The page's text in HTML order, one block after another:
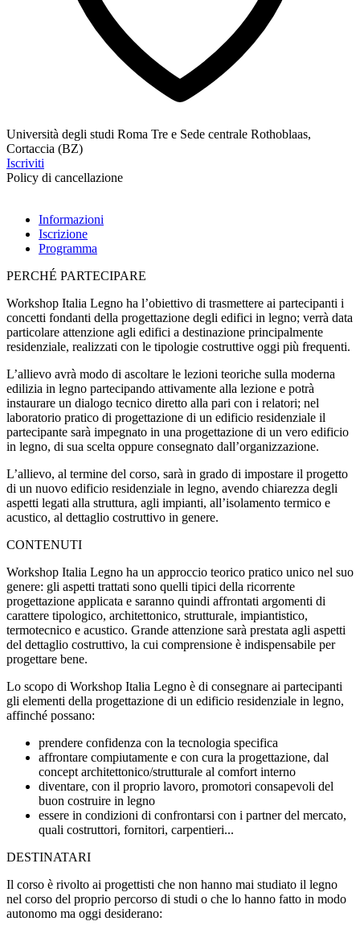
Università degli studi Roma Tre e Sede centrale Rothoblaas,
Cortaccia (BZ)
Iscriviti
Policy di cancellazione
Informazioni
Iscrizione
Programma
PERCHÉ PARTECIPARE
Workshop Italia Legno ha l’obiettivo di trasmettere ai partecipanti i
concetti fondanti della progettazione degli edifici in legno; verrà data
particolare attenzione agli edifici a destinazione principalmente
residenziale, realizzati con le tipologie costruttive oggi più frequenti.
L’allievo avrà modo di ascoltare le lezioni teoriche sulla moderna
edilizia in legno partecipando attivamente alla lezione e potrà
instaurare un dialogo tecnico diretto alla pari con i relatori; nel
laboratorio pratico di progettazione di un edificio residenziale il
partecipante sarà impegnato in una progettazione di un vero edificio
in legno, di sua scelta oppure consegnato dall’organizzazione.
L’allievo, al termine del corso, sarà in grado di impostare il progetto
di un nuovo edificio residenziale in legno, avendo chiarezza degli
aspetti legati alla struttura, agli impianti, all’isolamento termico e
acustico, al dettaglio costruttivo in genere.
CONTENUTI
Workshop Italia Legno ha un approccio teorico pratico unico nel suo
genere: gli aspetti trattati sono quelli tipici della ricorrente
progettazione applicata e saranno quindi affrontati argomenti di
carattere tipologico, architettonico, strutturale, impiantistico,
termotecnico e acustico. Grande attenzione sarà prestata agli aspetti
del dettaglio costruttivo, la cui comprensione è indispensabile per
progettare bene.
Lo scopo di Workshop Italia Legno è di consegnare ai partecipanti
gli elementi della progettazione di un edificio residenziale in legno,
affinché possano:
prendere confidenza con la tecnologia specifica
affrontare compiutamente e con cura la progettazione, dal
concept architettonico/strutturale al comfort interno
diventare, con il proprio lavoro, promotori consapevoli del
buon costruire in legno
essere in condizioni di confrontarsi con i partner del mercato,
quali costruttori, fornitori, carpentieri...
DESTINATARI
Il corso è rivolto ai progettisti che non hanno mai studiato il legno
nel corso del proprio percorso di studi o che lo hanno fatto in modo
autonomo ma oggi desiderano: